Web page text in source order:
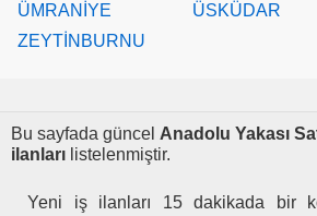
ÜMRANİYE
ÜSKÜDAR
ZEYTİNBURNU
Bu sayfada güncel Anadolu Yakası
ilanları listelenmiştir.
Yeni iş ilanları 15 dakikada bir